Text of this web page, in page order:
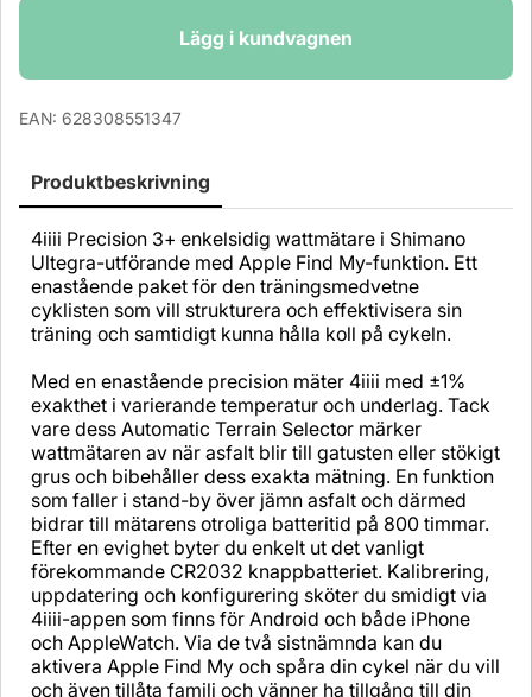
Lägg i kundvagnen
EAN: 628308551347
Produktbeskrivning
4iiii Precision 3+ enkelsidig wattmätare i Shimano
Ultegra-utförande med Apple Find My-funktion. Ett
enastående paket för den träningsmedvetne
cyklisten som vill strukturera och effektivisera sin
träning och samtidigt kunna hålla koll på cykeln.
Med en enastående precision mäter 4iiii med ±1%
exakthet i varierande temperatur och underlag. Tack
vare dess Automatic Terrain Selector märker
wattmätaren av när asfalt blir till gatusten eller stökigt
grus och bibehåller dess exakta mätning. En funktion
som faller i stand-by över jämn asfalt och därmed
bidrar till mätarens otroliga batteritid på 800 timmar.
Efter en evighet byter du enkelt ut det vanligt
förekommande CR2032 knappbatteriet. Kalibrering,
uppdatering och konfigurering sköter du smidigt via
4iiii-appen som finns för Android och både iPhone
och AppleWatch. Via de två sistnämnda kan du
aktivera Apple Find My och spåra din cykel när du vill
och även tillåta familj och vänner ha tillgång till din